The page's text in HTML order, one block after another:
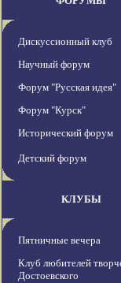
Дискуссионный клуб
Научный форум
Форум "Русская идея"
Форум "Курск"
Исторический форум
Детский форум
КЛУБЫ
Пятничные вечера
Клуб любителей
Достоевского